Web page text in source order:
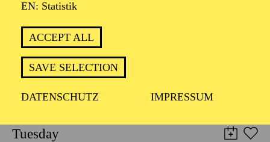
EN: Statistik
ACCEPT ALL
SAVE SELECTION
DATENSCHUTZ IMPRESSUM
STIMMEN ZUR AKTUELLEN
LAGE
TICKETS
8,00€
Tuesday